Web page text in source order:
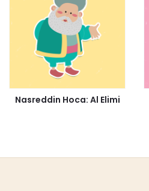
Nasreddin Hoca: Al Elimi